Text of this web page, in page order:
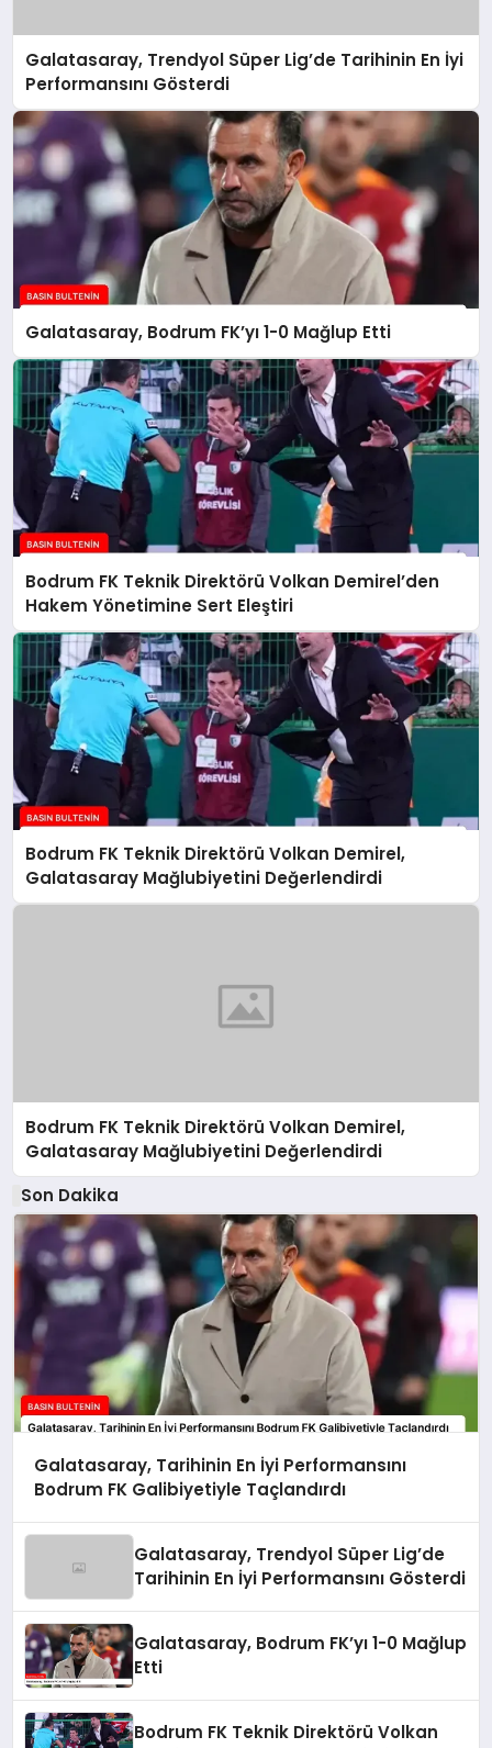
Galatasaray, Trendyol Süper Lig’de Tarihinin En İyi
Performansını Gösterdi
Galatasaray, Bodrum FK’yı 1-0 Mağlup Etti
Bodrum FK Teknik Direktörü Volkan Demirel’den
Hakem Yönetimine Sert Eleştiri
Bodrum FK Teknik Direktörü Volkan Demirel,
Galatasaray Mağlubiyetini Değerlendirdi
Bodrum FK Teknik Direktörü Volkan Demirel,
Galatasaray Mağlubiyetini Değerlendirdi
Son Dakika
Galatasaray, Tarihinin En İyi Performansını
Bodrum FK Galibiyetiyle Taçlandırdı
Galatasaray, Trendyol Süper Lig’de
Tarihinin En İyi Performansını Gösterdi
Galatasaray, Bodrum FK’yı 1-0 Mağlup
Etti
Bodrum FK Teknik Direktörü Volkan